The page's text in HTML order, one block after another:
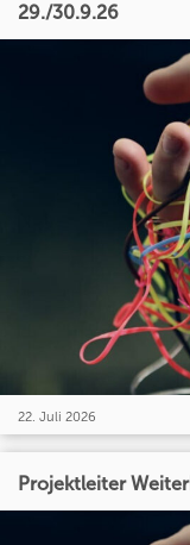
29./30.9.26
22. Juli 2026
Projektleiter